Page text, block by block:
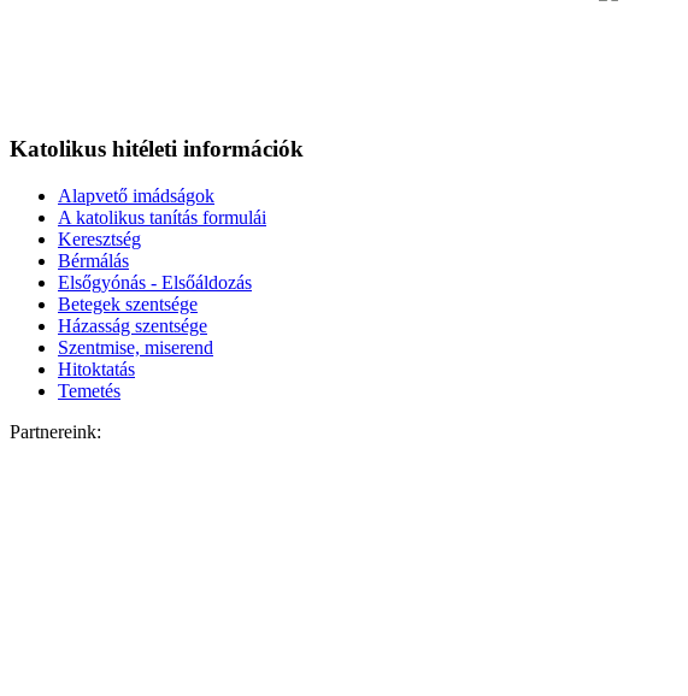
Katolikus hitéleti információk
Alapvető imádságok
A katolikus tanítás formulái
Keresztség
Bérmálás
Elsőgyónás - Elsőáldozás
Betegek szentsége
Házasság szentsége
Szentmise, miserend
Hitoktatás
Temetés
Partnereink: